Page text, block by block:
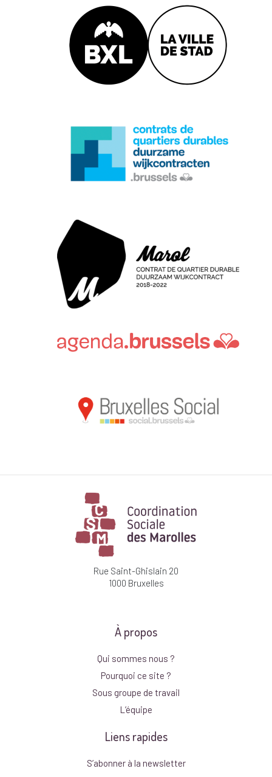
Rue Saint-Ghislain 20
1000 Bruxelles
À propos
Qui sommes nous ?
Pourquoi ce site ?
Sous groupe de travail
L’équipe
Liens rapides
S’abonner à la newsletter